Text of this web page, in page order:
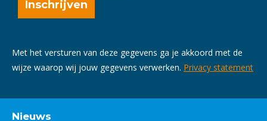
Met het versturen van deze gegevens ga je akkoord met de
wijze waarop wij jouw gegevens verwerken. Privacy statement
Nieuws